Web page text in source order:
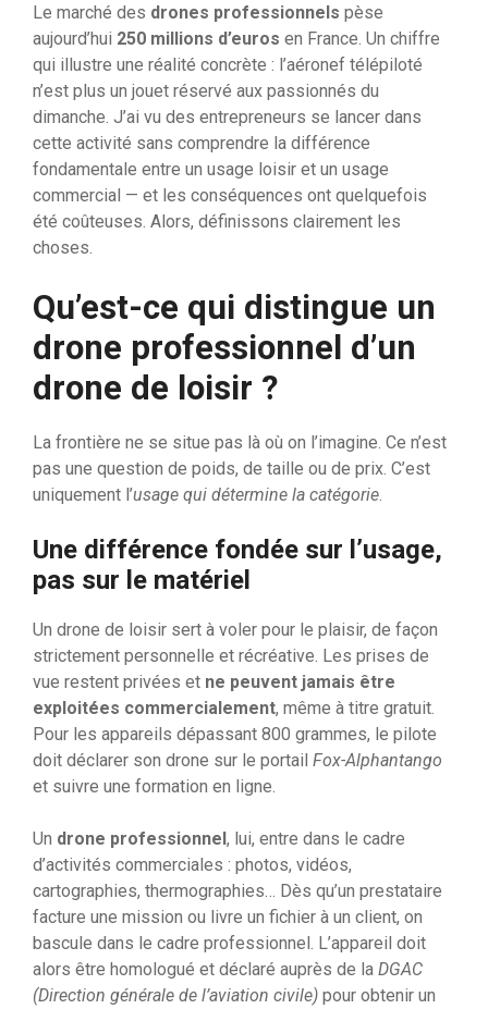
Le marché des drones professionnels pèse
aujourd’hui 250 millions d’euros en France. Un chiffre
qui illustre une réalité concrète : l’aéronef télépiloté
n’est plus un jouet réservé aux passionnés du
dimanche. J’ai vu des entrepreneurs se lancer dans
cette activité sans comprendre la différence
fondamentale entre un usage loisir et un usage
commercial — et les conséquences ont quelquefois
été coûteuses. Alors, définissons clairement les
choses.
Qu’est-ce qui distingue un
drone professionnel d’un
drone de loisir ?
La frontière ne se situe pas là où on l’imagine. Ce n’est
pas une question de poids, de taille ou de prix. C’est
uniquement l’usage qui détermine la catégorie.
Une différence fondée sur l’usage,
pas sur le matériel
Un drone de loisir sert à voler pour le plaisir, de façon
strictement personnelle et récréative. Les prises de
vue restent privées et ne peuvent jamais être
exploitées commercialement, même à titre gratuit.
Pour les appareils dépassant 800 grammes, le pilote
doit déclarer son drone sur le portail Fox-Alphantango
et suivre une formation en ligne.
Un drone professionnel, lui, entre dans le cadre
d’activités commerciales : photos, vidéos,
cartographies, thermographies… Dès qu’un prestataire
facture une mission ou livre un fichier à un client, on
bascule dans le cadre professionnel. L’appareil doit
alors être homologué et déclaré auprès de la DGAC
(Direction générale de l’aviation civile) pour obtenir un